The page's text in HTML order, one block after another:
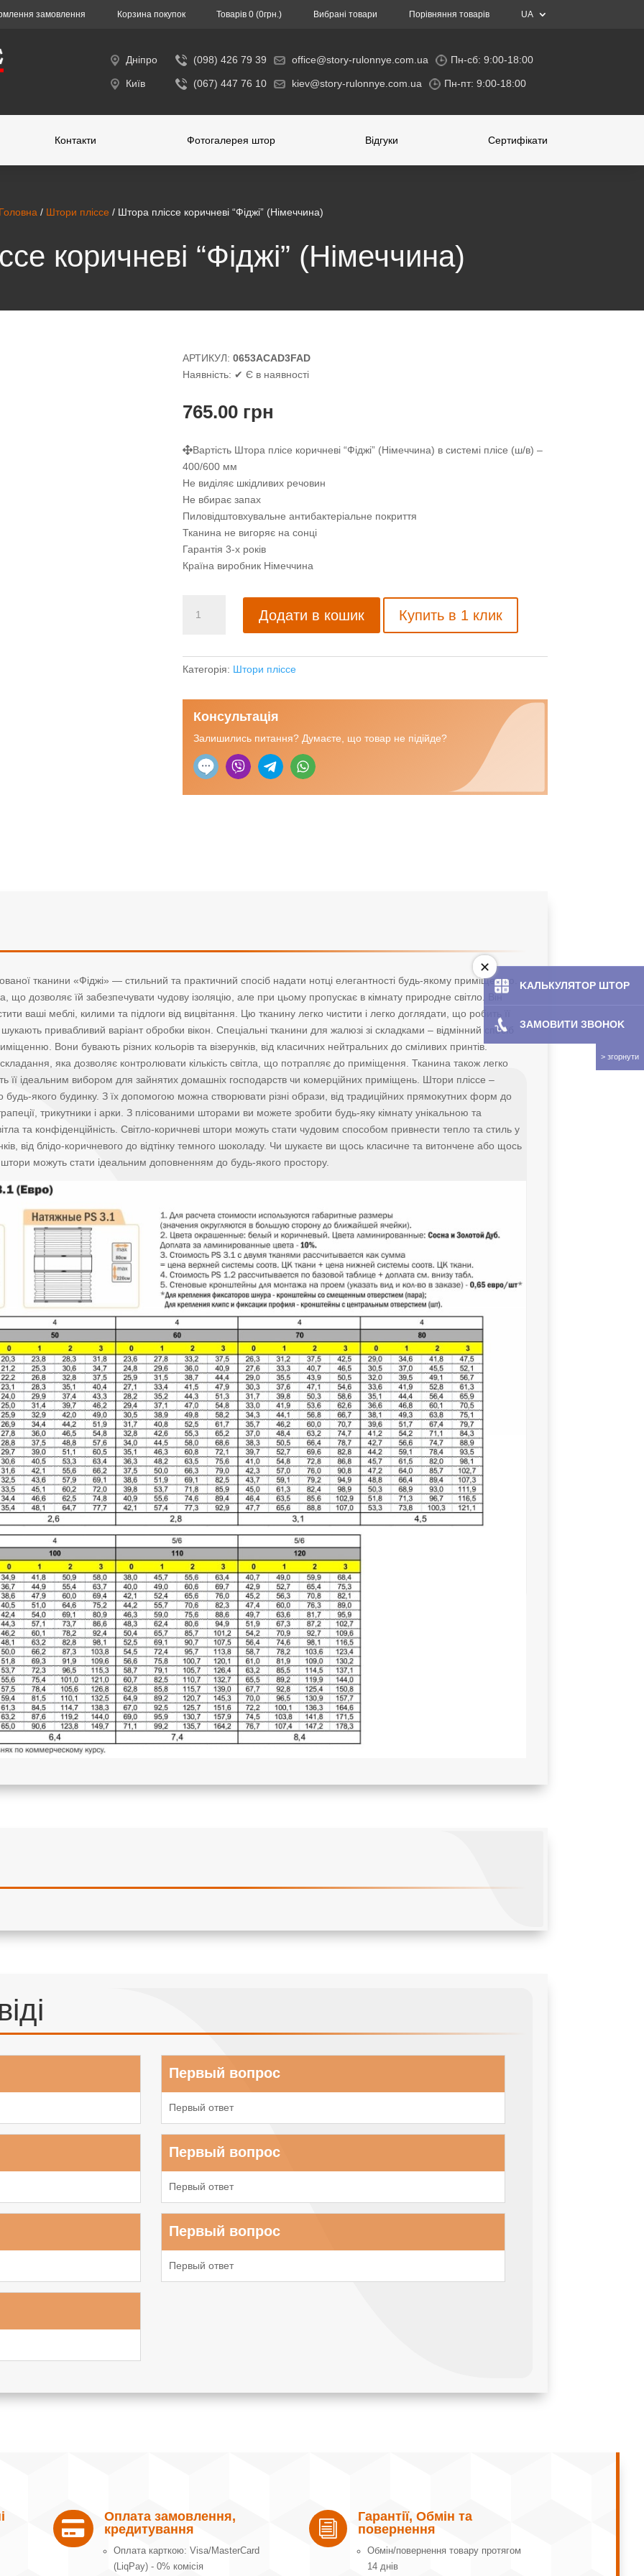
замовлення Корзина покупок Товарів 0 (0гpн.) Вибрані товари Порівняння товарів UA
Дніпро (098) 426 79 39 office@story-rulonnye.com.ua Пн-сб: 9:00-18:00
Київ (067) 447 76 10 kiev@story-rulonnye.com.ua Пн-пт: 9:00-18:00
Контакти Фотогалерея штор Відгуки Cертифікати
/ Штори пліссе / Штора пліссе коричневі “Фіджі” (Німеччина)
коричневі “Фіджі” (Німеччина)
АРТИКУЛ: 0653ACAD3FAD
Наявність: ✔ Є в наявності
765.00грн
Вартість Штора плісе коричневі “Фіджі” (Німеччина) в системі плісе (ш/в) –
400/600 мм
Не виділяє шкідливих речовин
Не вбирає запах
Пиловідштовхувальне антибактеріальне покриття
Тканина не вигоряє на сонці
Гарантія 3-х років
Країна виробник Німеччина
пліссе
(Німеччина)
Додати в кошик Купить в 1 клик
Категорія: Штори пліссе
Консультація
Залишились питання? Думаєте, що товар не підійде?
тканини «Фіджі» — стильний та практичний спосіб надати нотці елегантності будь-якому приміщенню.
що дозволяє їй забезпечувати чудову ізоляцію, але при цьому пропускає в кімнату природне світло. Він
ваші меблі, килими та підлоги від вицвітання. Цю тканину легко чистити і легко доглядати, що робить її
привабливий варіант обробки вікон. Спеціальні тканини для жалюзі зі складками – відмінний спосіб
Вони бувають різних кольорів та візерунків, від класичних нейтральних до сміливих принтів.
яка дозволяє контролювати кількість світла, що потрапляє до приміщення. Тканина також легко
її ідеальним вибором для зайнятих домашніх господарств чи комерційних приміщень. Штори пліссе –
якого будинку. З їх допомогою можна створювати різні образи, від традиційних прямокутних форм до
трикутники і арки. З плісованими шторами ви можете зробити будь-яку кімнату унікальною та
та конфіденційність. Світло-коричневі штори можуть стати чудовим способом привнести тепло та стиль у
від блідо-коричневого до відтінку темного шоколаду. Чи шукаєте ви щось класичне та витончене або щось
штори можуть стати ідеальним доповненням до будь-якого простору.
Первый вопрос
Первый ответ
Первый вопрос
Первый ответ
Первый вопрос
Первый ответ

Оплата замовлення,
кредитування
Оплата карткою: Visa/MasterCard
(LiqPay) - 0% комісія
i
Гарантії, Обмін та
повернення
Обмін/повернення товару протягом
14 днів
KAЛЬКУЛЯТOP ШТОР
ЗАМОВИТИ ЗBOHOK